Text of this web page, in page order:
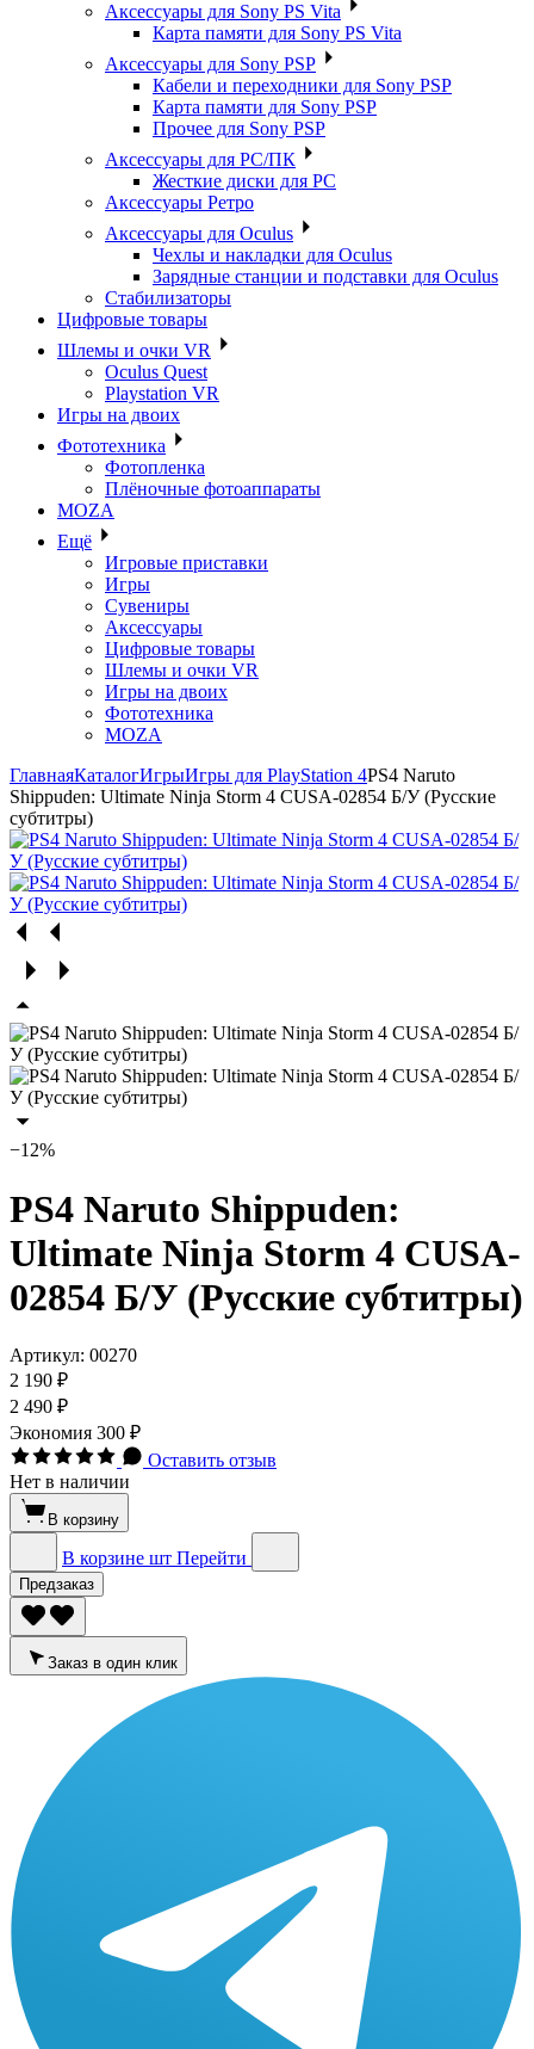
Аксессуары для Sony PS Vita
Карта памяти для Sony PS Vita
Аксессуары для Sony PSP
Кабели и переходники для Sony PSP
Карта памяти для Sony PSP
Прочее для Sony PSP
Аксессуары для PC/ПК
Жесткие диски для PC
Аксессуары Ретро
Аксессуары для Oculus
Чехлы и накладки для Oculus
Зарядные станции и подставки для Oculus
Стабилизаторы
Цифровые товары
Шлемы и очки VR
Oculus Quest
Playstation VR
Игры на двоих
Фототехника
Фотопленка
Плёночные фотоаппараты
MOZA
Ещё
Игровые приставки
Игры
Сувениры
Аксессуары
Цифровые товары
Шлемы и очки VR
Игры на двоих
Фототехника
MOZA
ГлавнаяКаталогИгрыИгры для PlayStation 4PS4 Naruto
Shippuden: Ultimate Ninja Storm 4 CUSA-02854 Б/У (Русские
субтитры)
−12%
PS4 Naruto Shippuden:
Ultimate Ninja Storm 4 CUSA-
02854 Б/У (Русские субтитры)
Артикул: 00270
2 190 ₽
2 490 ₽
Экономия 300 ₽
Оставить отзыв
Нет в наличии
В корзину
В корзине шт Перейти
Предзаказ
Заказ в один клик